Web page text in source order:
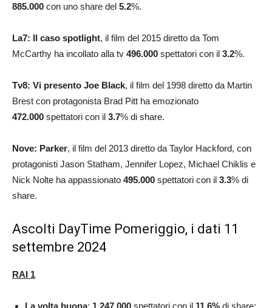
885.000 con uno share del 5.2%.
La7: Il caso spotlight, il film del 2015 diretto da Tom
McCarthy ha incollato alla tv 496.000 spettatori con il 3.2%.
Tv8: Vi presento Joe Black, il film del 1998 diretto da Martin
Brest con protagonista Brad Pitt ha emozionato
472.000 spettatori con il 3.7% di share.
Nove: Parker, il film del 2013 diretto da Taylor Hackford, con
protagonisti Jason Statham, Jennifer Lopez, Michael Chiklis e
Nick Nolte ha appassionato 495.000 spettatori con il 3.3% di
share.
Ascolti DayTime Pomeriggio, i dati 11
settembre 2024
RAI 1
La volta buona: 1.247.000 spettatori con il 11.6% di share;